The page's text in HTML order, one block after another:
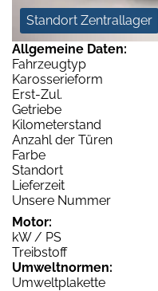
Standort Zentrallager
Allgemeine Daten:
Fahrzeugtyp
Karosserieform
Erst-Zul.
Getriebe
Kilometerstand
Anzahl der Türen
Farbe
Standort
Lieferzeit
Unsere Nummer
Motor:
kW / PS
Treibstoff
Umweltnormen:
Umweltplakette